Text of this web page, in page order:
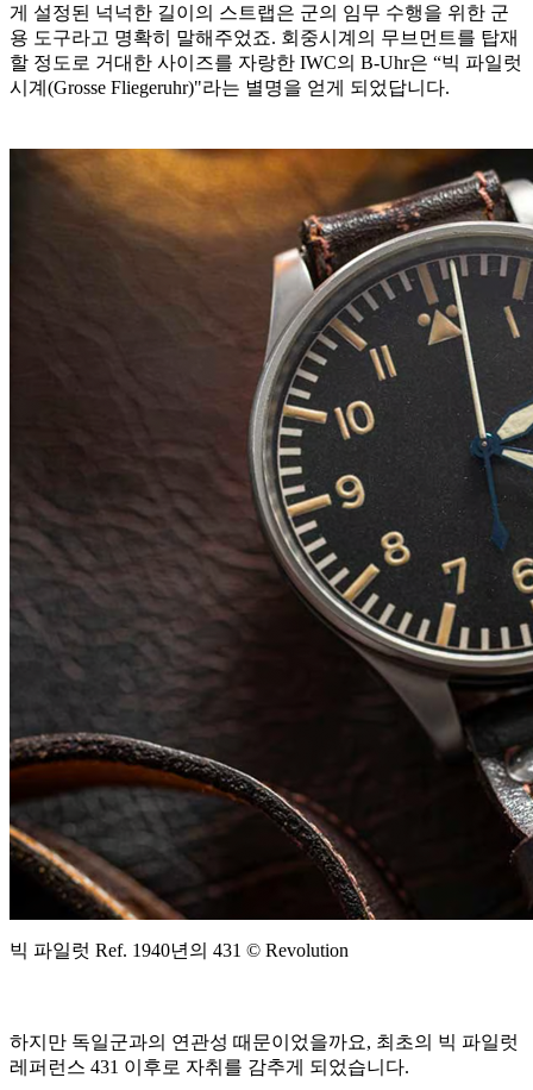
게 설정된 넉넉한 길이의 스트랩은 군의 임무 수행을 위한 군
용 도구라고 명확히 말해주었죠. 회중시계의 무브먼트를 탑재
할 정도로 거대한 사이즈를 자랑한 IWC의 B-Uhr은 “빅 파일럿
시계(Grosse Fliegeruhr)"라는 별명을 얻게 되었답니다.
빅 파일럿 Ref. 1940년의 431 © Revolution
하지만 독일군과의 연관성 때문이었을까요, 최초의 빅 파일럿
레퍼런스 431 이후로 자취를 감추게 되었습니다.